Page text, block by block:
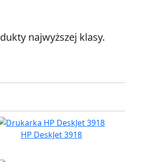
najwyższej klasy.
HP DeskJet 3918